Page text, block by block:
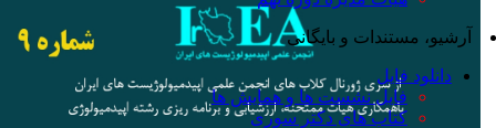
آرشیو، مستندات و بایگانی
دانلود فایل
فایل نشست ها و همایش ها
کتاب های دکتر سوری